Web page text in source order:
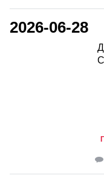
2026-06-28